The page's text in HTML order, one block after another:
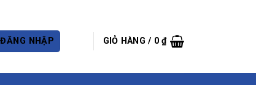
ĐĂNG NHẬP GIỎ HÀNG / 0₫